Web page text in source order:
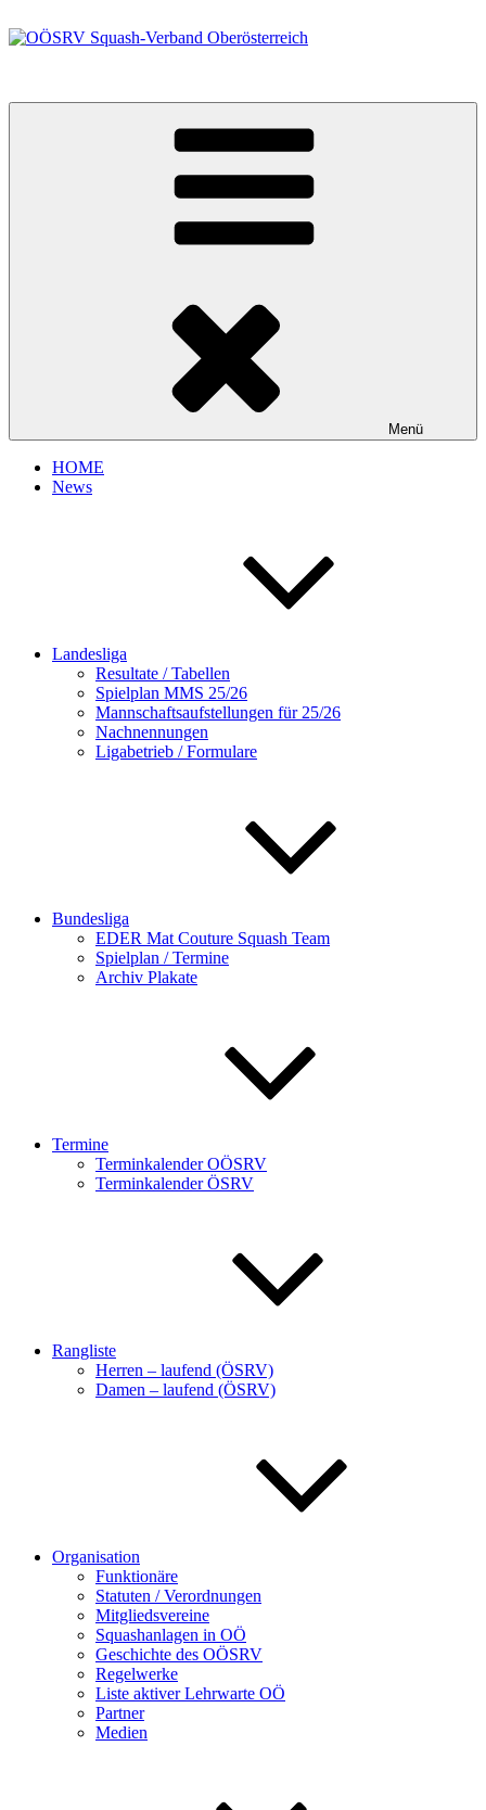
Inhalt
Menü
HOME
News
Landesliga
Resultate / Tabellen
Spielplan MMS 25/26
Mannschaftsaufstellungen für 25/26
Nachnennungen
Ligabetrieb / Formulare
Bundesliga
EDER Mat Couture Squash Team
Spielplan / Termine
Archiv Plakate
Termine
Terminkalender OÖSRV
Terminkalender ÖSRV
Rangliste
Herren – laufend (ÖSRV)
Damen – laufend (ÖSRV)
Organisation
Funktionäre
Statuten / Verordnungen
Mitgliedsvereine
Squashanlagen in OÖ
Geschichte des OÖSRV
Regelwerke
Liste aktiver Lehrwarte OÖ
Partner
Medien